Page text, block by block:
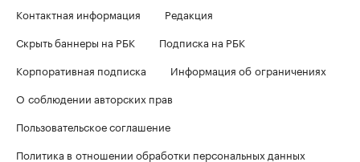
Контактная информация
Редакция
Скрыть баннеры на РБК
Подписка на РБК
Корпоративная подписка
Информация об ограничениях
О соблюдении авторских прав
Пользовательское соглашение
Политика в отношении обработки персональных данных